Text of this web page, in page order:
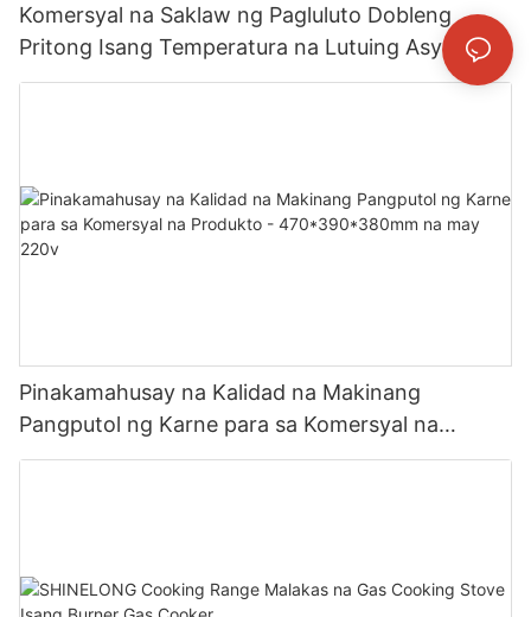
Komersyal na Saklaw ng Pagluluto Dobleng
Pritong Isang Temperatura na Lutuing Asyano
Pinakamahusay na Kalidad na Makinang
Pangputol ng Karne para sa Komersyal na
Produkto - 470*390*380mm na may 220v